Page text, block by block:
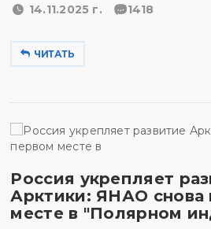
14.11.2025 г. 1418
ЧИТАТЬ
Россия укрепляет
Арктики: ЯНАО снова
месте в "Полярном